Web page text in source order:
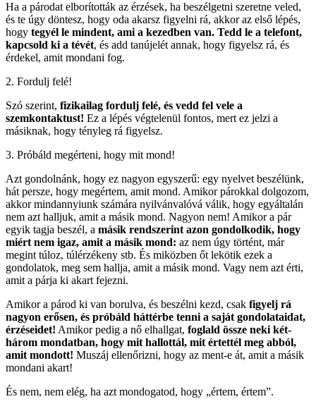
Ha a párodat elborították az érzések, ha beszélgetni szeretne veled,
és te úgy döntesz, hogy oda akarsz figyelni rá, akkor az első lépés,
hogy tegyél le mindent, ami a kezedben van. Tedd le a telefont,
kapcsold ki a tévét, és add tanújelét annak, hogy figyelsz rá, és
érdekel, amit mondani fog.
2. Fordulj felé!
Szó szerint, fizikailag fordulj felé, és vedd fel vele a
szemkontaktust! Ez a lépés végtelenül fontos, mert ez jelzi a
másiknak, hogy tényleg rá figyelsz.
3. Próbáld megérteni, hogy mit mond!
Azt gondolnánk, hogy ez nagyon egyszerű: egy nyelvet beszélünk,
hát persze, hogy megértem, amit mond. Amikor párokkal dolgozom,
akkor mindannyiunk számára nyilvánvalóvá válik, hogy egyáltalán
nem azt halljuk, amit a másik mond. Nagyon nem! Amikor a pár
egyik tagja beszél, a másik rendszerint azon gondolkodik, hogy
miért nem igaz, amit a másik mond: az nem úgy történt, már
megint túloz, túlérzékeny stb. És miközben őt lekötik ezek a
gondolatok, meg sem hallja, amit a másik mond. Vagy nem azt érti,
amit a párja ki akart fejezni.
Amikor a párod ki van borulva, és beszélni kezd, csak figyelj rá
nagyon erősen, és próbáld háttérbe tenni a saját gondolataidat,
érzéseidet! Amikor pedig a nő elhallgat, foglald össze neki két-
három mondatban, hogy mit hallottál, mit értettél meg abból,
amit mondott! Muszáj ellenőrizni, hogy az ment-e át, amit a másik
mondani akart!
És nem, nem elég, ha azt mondogatod, hogy „értem, értem”.